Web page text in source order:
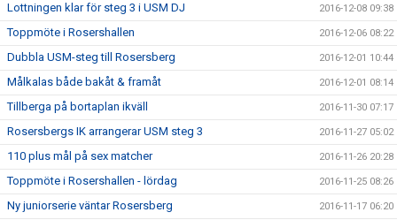
Lottningen klar för steg 3 i USM DJ 2016-12-08 09:38
Toppmöte i Rosershallen 2016-12-06 08:22
Dubbla USM-steg till Rosersberg 2016-12-01 10:44
Målkalas både bakåt & framåt 2016-12-01 08:14
Tillberga på bortaplan ikväll 2016-11-30 07:17
Rosersbergs IK arrangerar USM steg 3 2016-11-27 05:02
110 plus mål på sex matcher 2016-11-26 20:28
Toppmöte i Rosershallen - lördag 2016-11-25 08:26
Ny juniorserie väntar Rosersberg 2016-11-17 06:20